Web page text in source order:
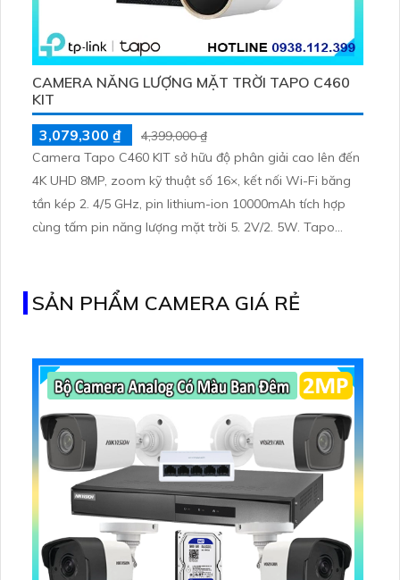
CAMERA NĂNG LƯỢNG MẶT TRỜI TAPO C460
KIT
3,079,300 ₫
4,399,000 ₫
Camera Tapo C460 KIT sở hữu độ phân giải cao lên đến
4K UHD 8MP, zoom kỹ thuật số 16×, kết nối Wi-Fi băng
tần kép 2. 4/5 GHz, pin lithium-ion 10000mAh tích hợp
cùng tấm pin năng lượng mặt trời 5. 2V/2. 5W. Tapo
SẢN PHẨM CAMERA GIÁ RẺ